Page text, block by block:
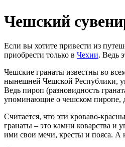
Чешский
Если вы хотите привести из
приобрести только в Чехии. Ведь
Чешские гранаты известны во
нынешней Чешской Республики,
Ведь пироп (разновидность
упоминающие о чешском пиропе,
Считается, что эти кроваво-
гранаты – это камни коварства и
ими свои мечи, кресты и пояса. А